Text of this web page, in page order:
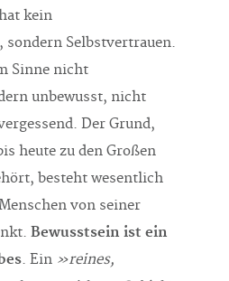
kein
sondern Selbstvertrauen.
Sinne nicht
unbewusst, nicht
Der Grund,
heute zu den Großen
besteht wesentlich
von seiner
Bewusstsein ist ein
. Ein »reines,